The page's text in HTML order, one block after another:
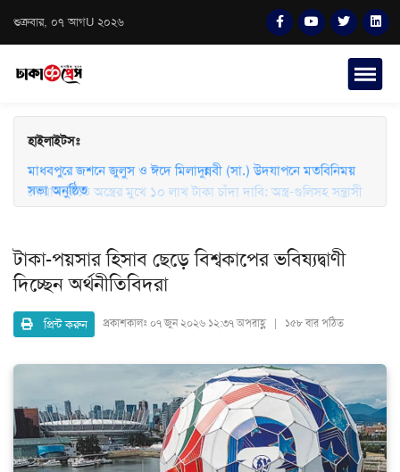
শুক্রবার, ০৭ আগU ২০২৬
হাইলাইটসঃ
নোয়াখালীতে অস্ত্রের মুখে ১০ লাখ টাকা চাঁদা দাবি: অস্ত্র-গুলিসহ সন্ত্রাসী
মাধবপুরে জশনে জুলুস ও ঈদে মিলাদুন্নবী (সা.) উদযাপনে মতবিনিময়
সভা অনুষ্ঠিত
টাকা-পয়সার হিসাব ছেড়ে বিশ্বকাপের ভবিষ্যদ্বাণী
দিচ্ছেন অর্থনীতিবিদরা
প্রিন্ট করুন প্রকাশকালঃ ০৭ জুন ২০২৬ ১২:৩৭ অপরাহ্ণ | ১৫৮ বার পঠিত